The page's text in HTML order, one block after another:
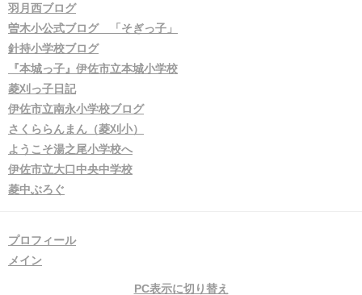
羽月西ブログ
曽木小公式ブログ 「そぎっ子」
針持小学校ブログ
『本城っ子』伊佐市立本城小学校
菱刈っ子日記
伊佐市立南永小学校ブログ
さくららんまん（菱刈小）
ようこそ湯之尾小学校へ
伊佐市立大口中央中学校
菱中ぶろぐ
プロフィール
メイン
PC表示に切り替え